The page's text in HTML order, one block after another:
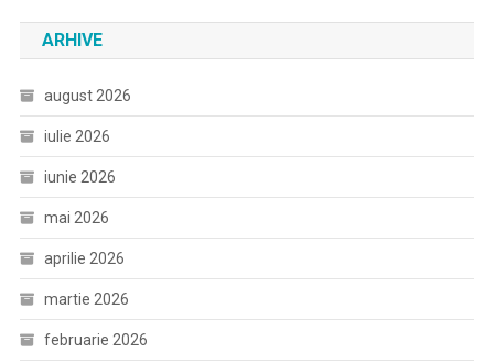
ARHIVE
august 2026
iulie 2026
iunie 2026
mai 2026
aprilie 2026
martie 2026
februarie 2026